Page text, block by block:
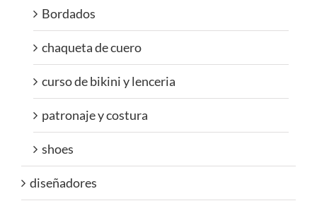
Bordados
chaqueta de cuero
curso de bikini y lenceria
patronaje y costura
shoes
diseñadores